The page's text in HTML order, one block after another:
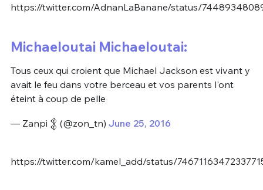
https://twitter.com/AdnanLaBanane/status/
Michaeloutai Michaeloutai:
Tous ceux qui croient que Michael Jackson est vivant y
avait le feu dans votre berceau et vos parents l'ont
éteint à coup de pelle
— Zanpi 𒉭 (@zon_tn) June 25, 2016
https://twitter.com/kamel_add/status/